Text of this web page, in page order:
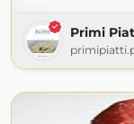
Primi